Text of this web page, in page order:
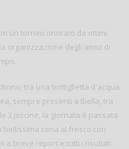
un torneo onorato da ottimi
organizzazione degli amici di
tra una bottiglietta d'acqua
sempre presenti a Biella, tra
3 piscine, la giornata è passata
cena al fresco con
a breve report e tutti i risultati.